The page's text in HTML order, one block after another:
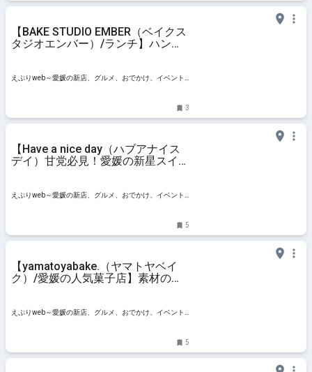
【BAKE STUDIO EMBER（ベイクス
タジオエンバー）/ランチ】ハンバ
山市）
えぷりweb～愛媛の新店、グルメ、おでかけ、イベント
3
【Have a nice day（ハブアナイス
デイ）甘党必見！愛媛の新星スイー
山）
えぷりweb～愛媛の新店、グルメ、おでかけ、イベント
5
【yamatoyabake.（ヤマトヤベイ
ク）/愛媛の人気菓子店】素材のも
えぷりweb～愛媛の新店、グルメ、おでかけ、イベント
5